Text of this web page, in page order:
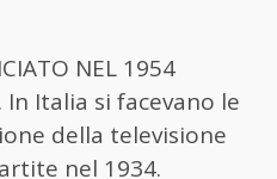
NEL 1954
In Italia si facevano le
della televisione
nel 1934.